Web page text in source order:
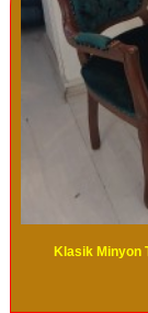
Klasik Minyon